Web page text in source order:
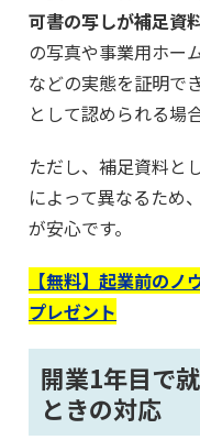
可書の写しが補足資
の写真や事業用ホー
などの実態を証明で
として認められる場
ただし、補足資料と
によって異なるため
が安心です。
【無料】起業前の
プレゼント
開業1年目で
ときの対応